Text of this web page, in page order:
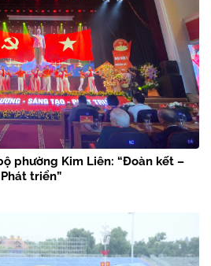
phường Kim Liên: “Đoàn kết –
triển”